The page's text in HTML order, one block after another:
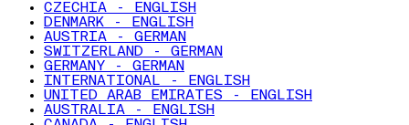
CZECHIA - ENGLISH
DENMARK - ENGLISH
AUSTRIA - GERMAN
SWITZERLAND - GERMAN
GERMANY - GERMAN
INTERNATIONAL - ENGLISH
UNITED ARAB EMIRATES - ENGLISH
AUSTRALIA - ENGLISH